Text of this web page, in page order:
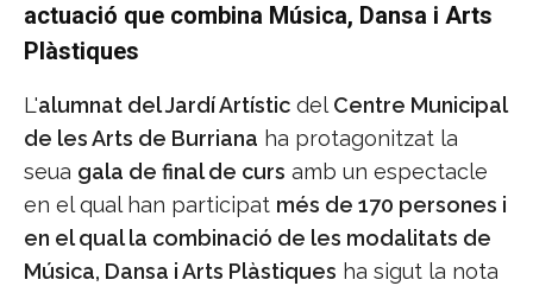
actuació que combina Música, Dansa i Arts
Plàstiques
L'alumnat del Jardí Artístic del Centre Municipal
de les Arts de Burriana ha protagonitzat la
seua gala de final de curs amb un espectacle
en el qual han participat més de 170 persones i
en el qual la combinació de les modalitats de
Música, Dansa i Arts Plàstiques ha sigut la nota